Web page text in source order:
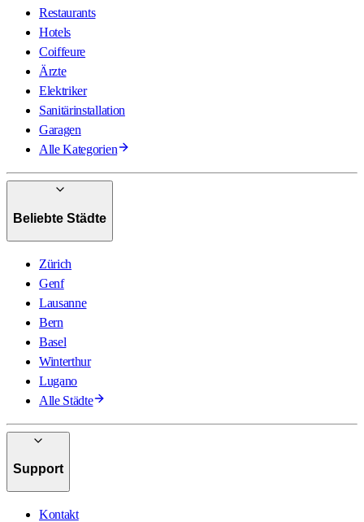
Restaurants
Hotels
Coiffeure
Ärzte
Elektriker
Sanitärinstallation
Garagen
Alle Kategorien
Beliebte Städte
Zürich
Genf
Lausanne
Bern
Basel
Winterthur
Lugano
Alle Städte
Support
Kontakt